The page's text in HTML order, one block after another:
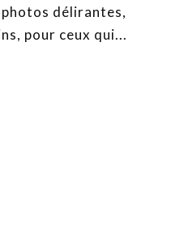
délirantes,
pour ceux qui...